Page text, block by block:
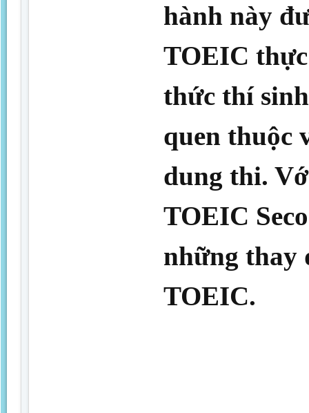
hành này
TOEIC
thức thí
quen thuộc
dung thi.
TOEIC
những thay
TOEIC.